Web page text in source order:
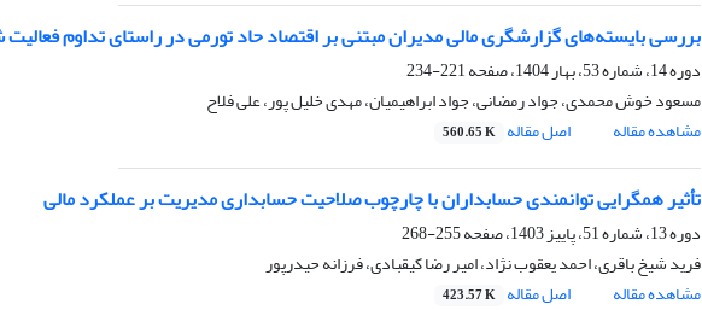
بررسی بایسته‌های گزارشگری مالی مدیران مبتنی بر اقتصاد حاد تورمی در راستای تداوم
دوره 14، شماره 53، بهار 1404، صفحه
221-234
مسعود خوش محمدی، جواد رمضانی، جواد ابراهیمیان، مهدی خلیل پور، علی فلاح
مشاهده مقاله
اصل مقاله 560.65 K
تأثیر همگرایی توانمندی حسابداران با چارچوب صلاحیت حسابداری مدیریت بر عملکرد مالی
دوره 13، شماره 51، پاییز 1403، صفحه
255-268
فرید شیخ باقری، احمد یعقوب نژاد، امیر رضا کیقبادی، فرزانه حیدرپور
مشاهده مقاله
اصل مقاله 423.57 K